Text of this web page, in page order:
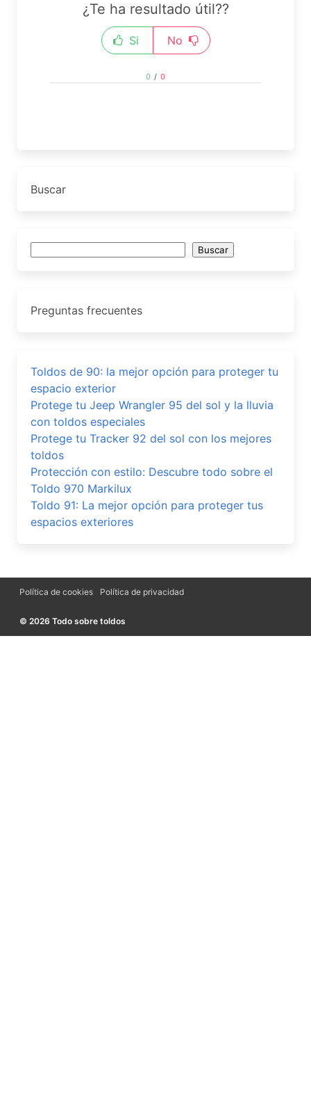
¿Te ha resultado útil??
Si No
0 / 0
Buscar
Buscar
Preguntas frecuentes
Toldos de 90: la mejor opción para proteger tu
espacio exterior
Protege tu Jeep Wrangler 95 del sol y la lluvia
con toldos especiales
Protege tu Tracker 92 del sol con los mejores
toldos
Protección con estilo: Descubre todo sobre el
Toldo 970 Markilux
Toldo 91: La mejor opción para proteger tus
espacios exteriores
Política de cookies Política de privacidad
© 2026 Todo sobre toldos